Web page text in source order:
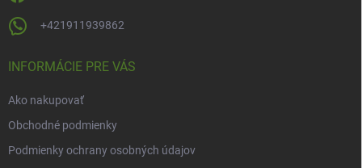
+421911939862
INFORMÁCIE PRE VÁS
Ako nakupovať
Obchodné podmienky
Podmienky ochrany osobných údajov